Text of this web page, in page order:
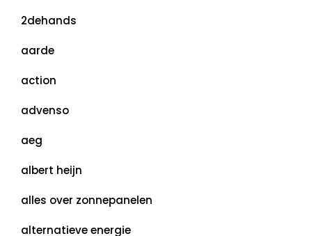
2dehands
aarde
action
advenso
aeg
albert heijn
alles over zonnepanelen
alternatieve energie